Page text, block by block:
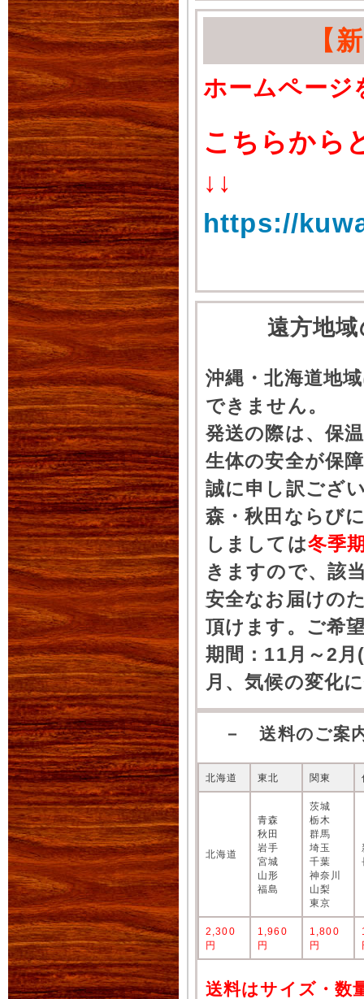
【
ホームページ
こちらから
↓↓
https://
遠方地
沖縄・北海道地
できません。
発送の際は、保
生体の安全が保
誠に申し訳ござ
森・秋田ならび
しましては冬季
きますので、該
安全なお届けの
頂けます。ご希
期間：11月～2
月、気候の変化
－ 送料のご案
北海道 東北 関東
北海道
青森
秋田
岩手
宮城
山形
福島
茨城
栃木
群馬
埼玉
千葉
神奈川
山梨
東京
2,300
円
1,960
円
1,800
円
送料はサイズ・数